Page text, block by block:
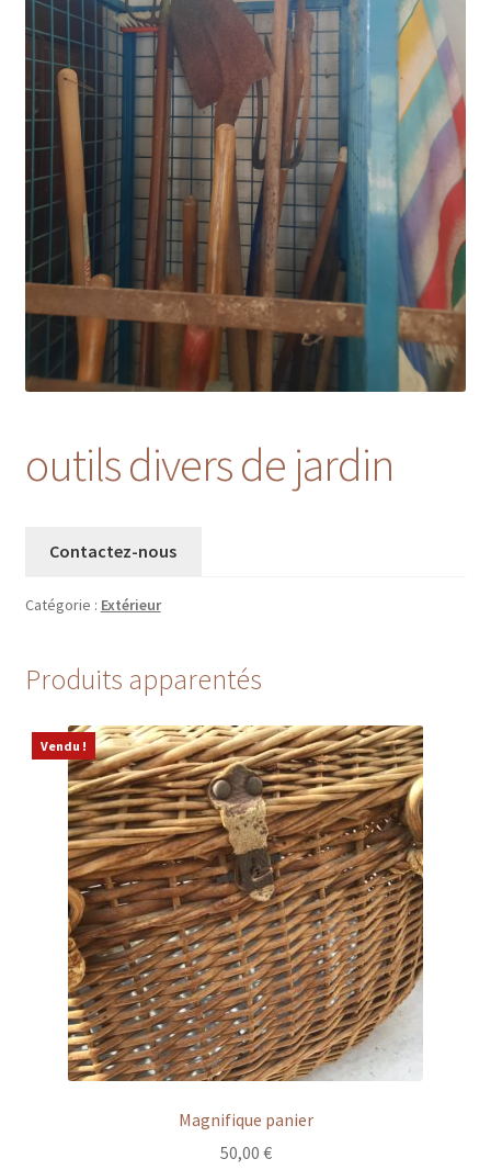
outils divers de jardin
Contactez-nous
Catégorie : Extérieur
Produits apparentés
Vendu !
Magnifique panier
50,00 €